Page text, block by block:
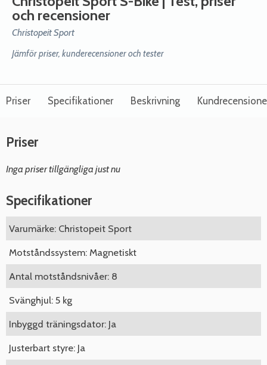
och recensioner
Christopeit Sport
Jämför priser, kunderecensioner och tester
Priser Specifikationer Beskrivning
Priser
Inga priser tillgängliga just nu
Specifikationer
Varumärke: Christopeit Sport
Motståndssystem: Magnetiskt
Antal motståndsnivåer: 8
Svänghjul: 5 kg
Inbyggd träningsdator: Ja
Justerbart styre: Ja